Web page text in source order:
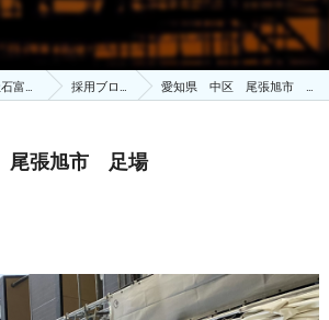
採用ブログ 愛知県 中区 尾張旭市 足場
張旭市 足場